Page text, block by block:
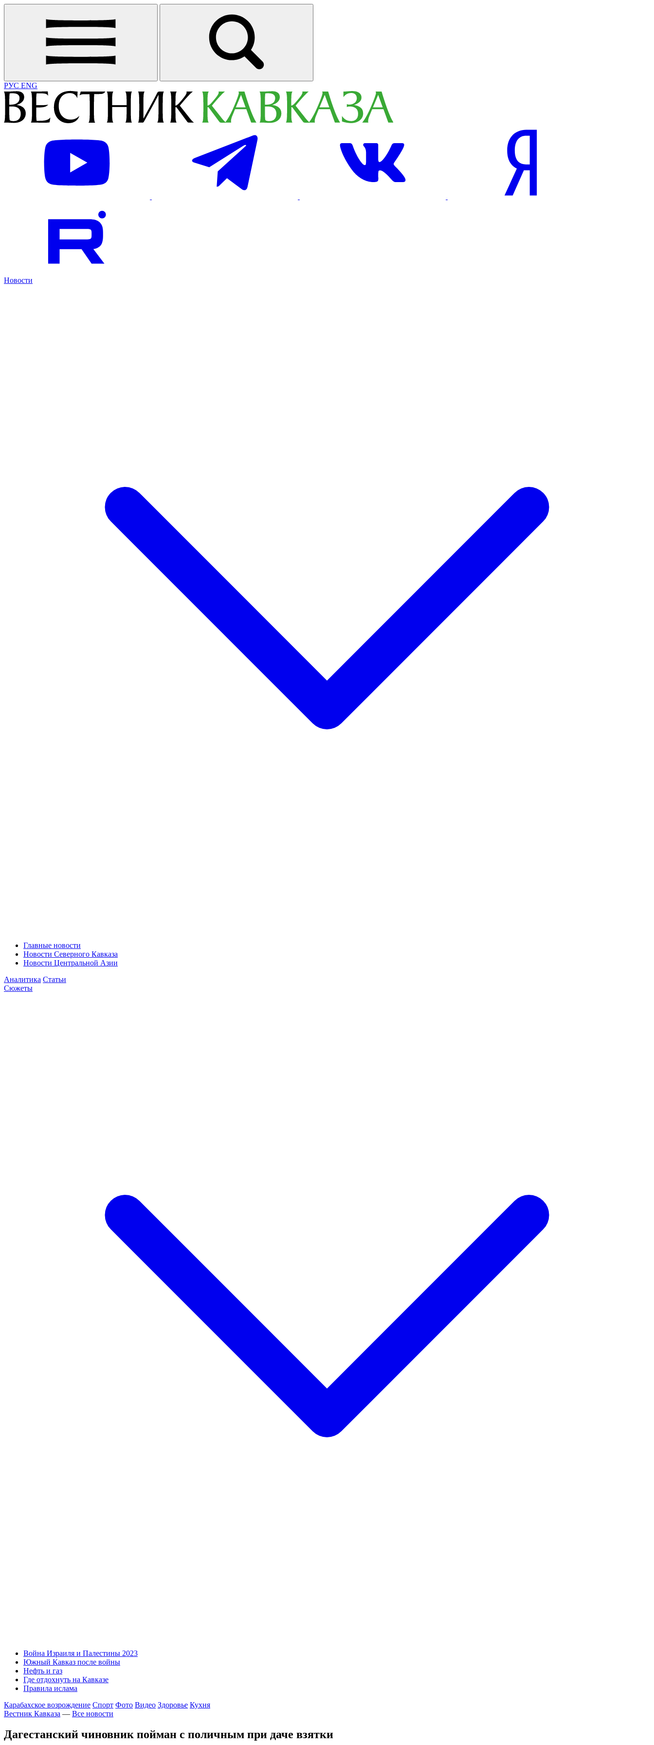
РУС ENG
Новости
Главные новости
Новости Северного Кавказа
Новости Центральной Азии
Аналитика Статьи
Сюжеты
Война Израиля и Палестины 2023
Южный Кавказ после войны
Нефть и газ
Где отдохнуть на Кавказе
Правила ислама
Карабахское возрождение Спорт Фото Видео Здоровье Кухня
Вестник Кавказа — Все новости
Дагестанский чиновник пойман с поличным при даче взятки